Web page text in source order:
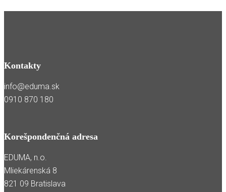
Kontakty
info@eduma.sk
0910 870 180
Korešpondenčná adresa
EDUMA, n.o.
Mliekárenská 8
821 09 Bratislava